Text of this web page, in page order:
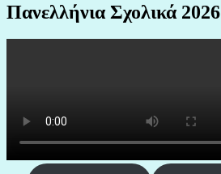
Πανελλήνια Σχολικά 2026